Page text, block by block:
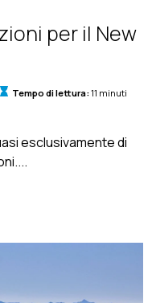
per il New
Tempo di lettura:11 minuti
esclusivamente di